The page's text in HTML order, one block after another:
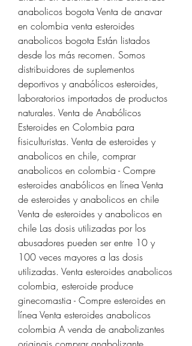
anabolicos bogota Venta de anavar
en colombia venta esteroides
anabolicos bogota Están listados
desde los más recomen. Somos
distribuidores de suplementos
deportivos y anabólicos esteroides,
laboratorios importados de productos
naturales. Venta de Anabólicos
Esteroides en Colombia para
fisiculturistas. Venta de esteroides y
anabolicos en chile, comprar
anabolicos en colombia - Compre
esteroides anabólicos en línea Venta
de esteroides y anabolicos en chile
Venta de esteroides y anabolicos en
chile Las dosis utilizadas por los
abusadores pueden ser entre 10 y
100 veces mayores a las dosis
utilizadas. Venta esteroides anabolicos
colombia, esteroide produce
ginecomastia - Compre esteroides en
línea Venta esteroides anabolicos
colombia A venda de anabolizantes